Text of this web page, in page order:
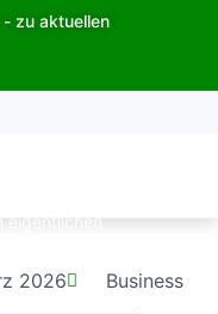
zu aktuellen
eigentlichen
2026 Business